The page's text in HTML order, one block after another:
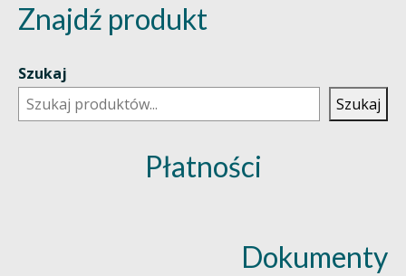
Znajdź produkt
Szukaj
Szukaj
Płatności
Dokumenty